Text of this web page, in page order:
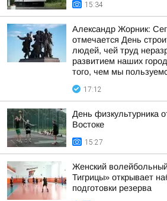
15:34
Александр Жорник:
отмечается День
людей, чей труд
развитием наших
того, чем мы
17:12
День физкультурника
Востоке
15:27
Женский
Тигрицы» открывает
подготовки резерва